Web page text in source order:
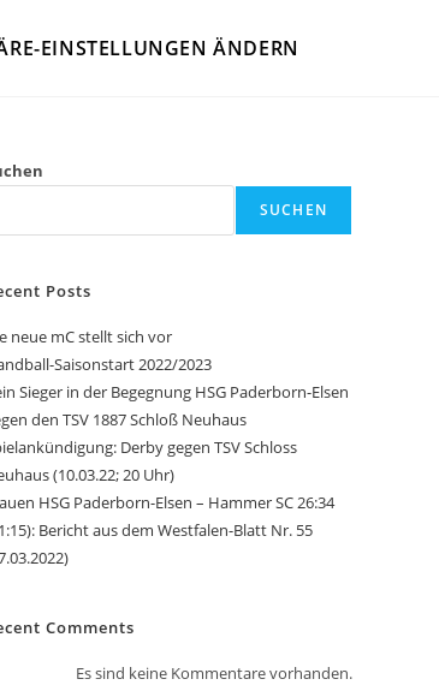
EINSTELLUNGEN ÄNDERN
SUCHEN
Posts
neue mC stellt sich vor
Saisonstart 2022/2023
Sieger in der Begegnung HSG Paderborn-Elsen
den TSV 1887 Schloß Neuhaus
Derby gegen TSV Schloss
(10.03.22; 20 Uhr)
HSG Paderborn-Elsen – Hammer SC 26:34
Bericht aus dem Westfalen-Blatt Nr. 55
Comments
Es sind keine Kommentare vorhanden.